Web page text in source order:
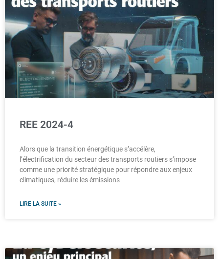
REE 2024-4
Alors que la transition énergétique s’accélère,
l’électrification du secteur des transports routiers s’impose
comme une priorité stratégique pour répondre aux enjeux
climatiques, réduire les émissions
LIRE LA SUITE »